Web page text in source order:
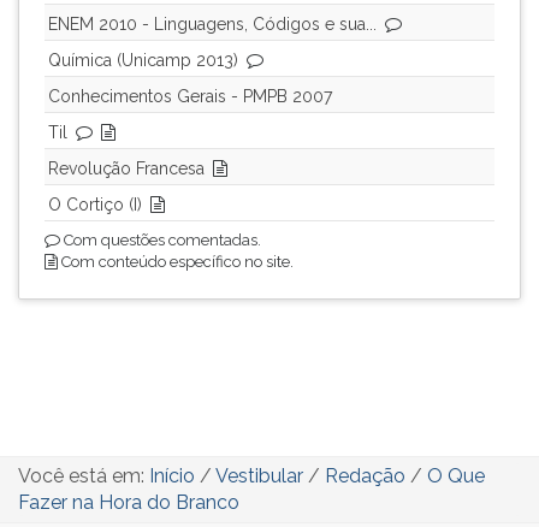
ENEM 2010 - Linguagens, Códigos e sua...
Química (Unicamp 2013)
Conhecimentos Gerais - PMPB 2007
Til
Revolução Francesa
O Cortiço (I)
Com questões comentadas.
Com conteúdo específico no site.
Você está em: Início / Vestibular / Redação / O Que
Fazer na Hora do Branco